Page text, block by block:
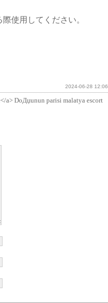
使用してください。
2024-06-28 12:06
a> DoДџunun parisi malatya escort